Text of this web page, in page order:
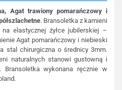
Agat trawiony pomarańczowy i
. Bransoletka z kamieni
elastycznej żyłce jubilerskiej –
Agat pomarańczowy i niebieski
stal chirurgiczna o średnicy 3mm.
naturalnych stanowi gustowną i
Bransoletka wykonana ręcznie w